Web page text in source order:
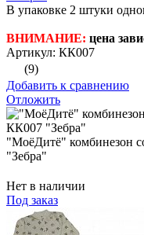
В упаковке 2 штуки
ВНИМАНИЕ: цена
Артикул: КК007
(9)
Добавить к сравнению
Отложить
"МоёДитё" комбинезон
"Зебра"
Нет в наличии
Под заказ